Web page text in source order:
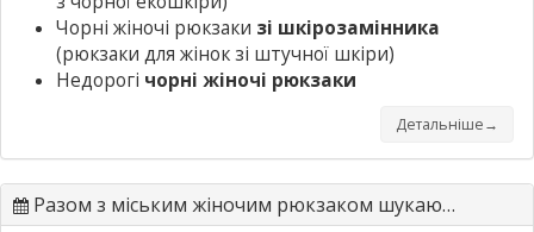
Чорні жіночі рюкзаки зі шкірозамінника
(рюкзаки для жінок зі штучної шкіри)
Недорогі чорні жіночі рюкзаки
Детальніше→
Разом з міським жіночим рюкзаком шукають